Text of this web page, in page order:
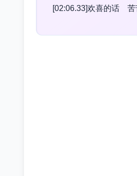
[02:06.33]欢喜的话